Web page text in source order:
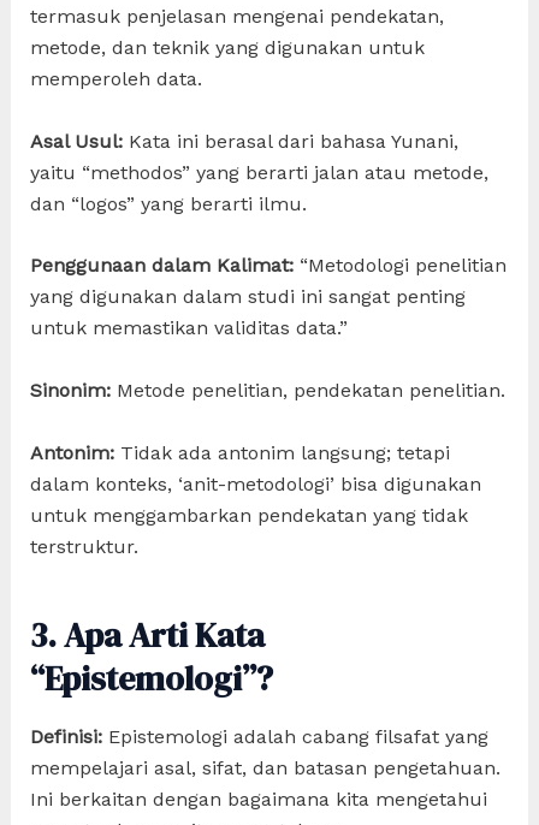
termasuk penjelasan mengenai pendekatan,
metode, dan teknik yang digunakan untuk
memperoleh data.
Asal Usul:Kata ini berasal dari bahasa Yunani,
yaitu “methodos” yang berarti jalan atau metode,
dan “logos” yang berarti ilmu.
Penggunaan dalam Kalimat:“Metodologi penelitian
yang digunakan dalam studi ini sangat penting
untuk memastikan validitas data.”
Sinonim:Metode penelitian, pendekatan penelitian.
Antonim:Tidak ada antonim langsung; tetapi
dalam konteks, ‘anit-metodologi’ bisa digunakan
untuk menggambarkan pendekatan yang tidak
terstruktur.
3. Apa Arti Kata
“Epistemologi”?
Definisi:Epistemologi adalah cabang filsafat yang
mempelajari asal, sifat, dan batasan pengetahuan.
Ini berkaitan dengan bagaimana kita mengetahui